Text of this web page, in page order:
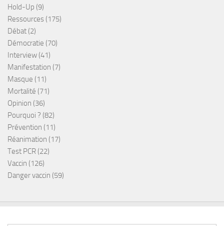
Hold-Up (9)
Ressources (175)
Débat (2)
Démocratie (70)
Interview (41)
Manifestation (7)
Masque (11)
Mortalité (71)
Opinion (36)
Pourquoi ? (82)
Prévention (11)
Réanimation (17)
Test PCR (22)
Vaccin (126)
Danger vaccin (59)